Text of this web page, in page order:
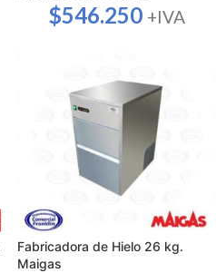
$546.250 +IVA
Fabricadora de Hielo 26 kg.
Maigas